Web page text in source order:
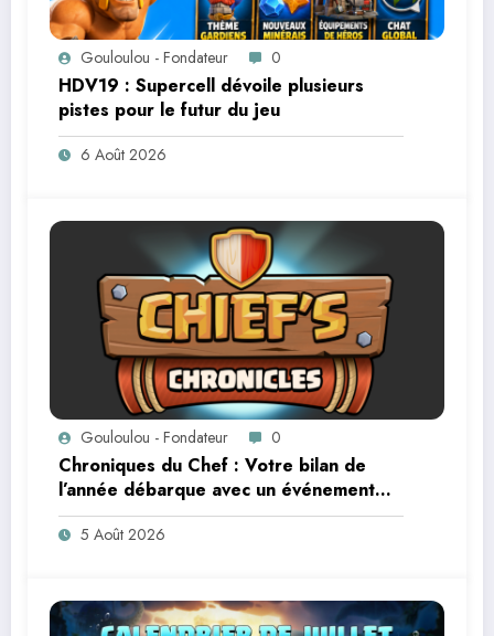
Gouloulou - Fondateur 0
HDV19 : Supercell dévoile plusieurs
pistes pour le futur du jeu
6 Août 2026
Gouloulou - Fondateur 0
Chroniques du Chef : Votre bilan de
l’année débarque avec un événement
communautaire !
5 Août 2026